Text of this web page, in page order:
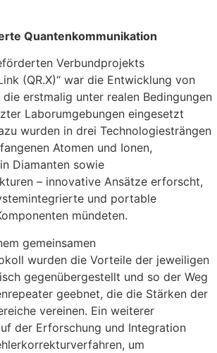
Quantenkommunikation
Verbundprojekts
(QR.X)“ war die Entwicklung von
die erstmalig unter realen Bedingungen
Laborumgebungen eingesetzt
wurden in drei Technologiesträngen
Atomen und Ionen,
Diamanten sowie
– innovative Ansätze erforscht,
und portable
mündeten.
gemeinsamen
wurden die Vorteile der jeweiligen
gegenübergestellt und so der Weg
geebnet, die die Stärken der
vereinen. Ein weiterer
der Erforschung und Integration
um